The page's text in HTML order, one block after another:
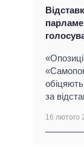
за
16 лютого